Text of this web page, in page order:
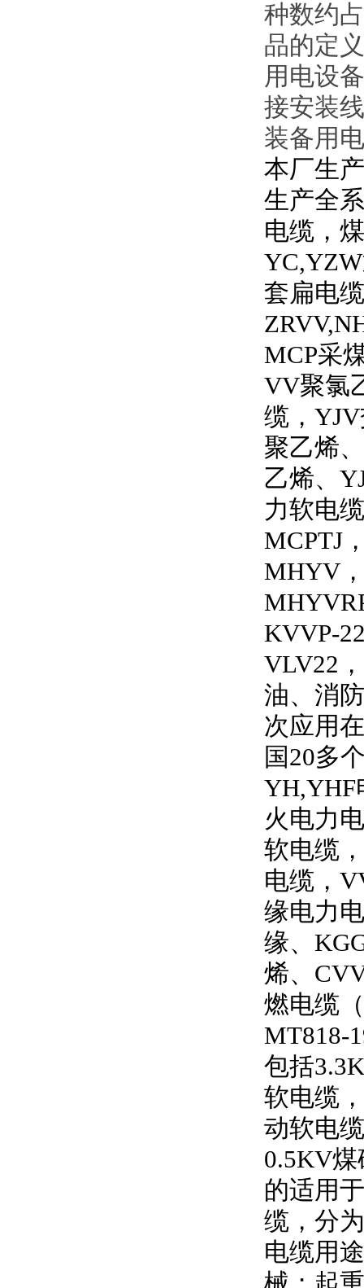
种数约
品的定
用电设
接安装
装备用
本厂生
生产全
电缆，
YC,YZW
套扁电
MCP采
VV聚氯
缆， YJV
聚乙烯、
乙烯、
力软电
MCPTJ
MHYV
KVVP-
VLV22 ，
油、消
次应用
国20多
YH,YHF
火电力
软电缆，
电缆，
缘电力
缘、
烯、
燃电缆
MT818-
包括
软电缆，
动软电
0.5KV煤
的适用
缆，分
电缆用